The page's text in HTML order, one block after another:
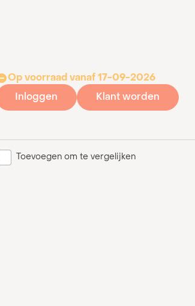
Op voorraad vanaf 17-09-2026
Inloggen
Klant worden
Toevoegen om te vergelijken